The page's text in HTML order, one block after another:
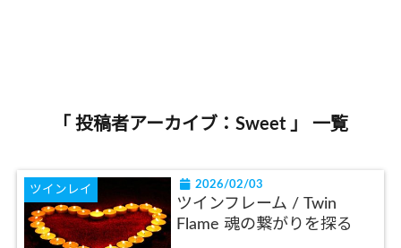
「 投稿者アーカイブ：Sweet 」 一覧
ツインレイ 2026/02/03
ツインフレーム / Twin
Flame 魂の繋がりを探る